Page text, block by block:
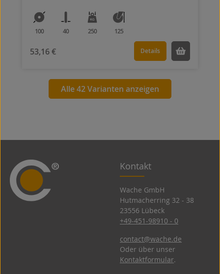
100 40 250 125
53,16 € Details
Alle 42 Varianten anzeigen
Kontakt
Wache GmbH
Hutmacherring 32 ­- 38
23556 Lübeck
+49-451-98910 - 0
contact@wache.de
Oder über unser
Kontaktformular.